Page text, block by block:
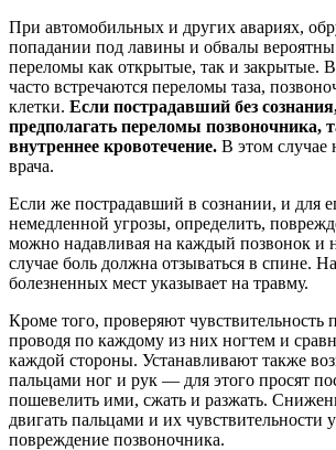
При автомобильных и других авариях,
попадании под лавины и обвалы
переломы как открытые, так и закрытые. В
часто встречаются переломы таза,
клетки. Если пострадавший без
предполагать переломы позвоночника,
внутреннее кровотечение. В этом случае
врача.
Если же пострадавший в сознании, и для
немедленной угрозы, определить,
можно надавливая на каждый позвонок и
случае боль должна отзываться в спине.
болезненных мест указывает на травму.
Кроме того, проверяют чувствительность
проводя по каждому из них ногтем и
каждой стороны. Устанавливают также
пальцами ног и рук — для этого просят
пошевелить ими, сжать и разжать.
двигать пальцами и их чувствительности
повреждение позвоночника.